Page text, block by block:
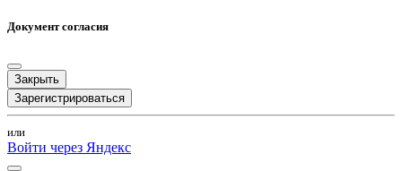
Документ согласия
Закрыть
Зарегистрироваться
или
Войти через Яндекс